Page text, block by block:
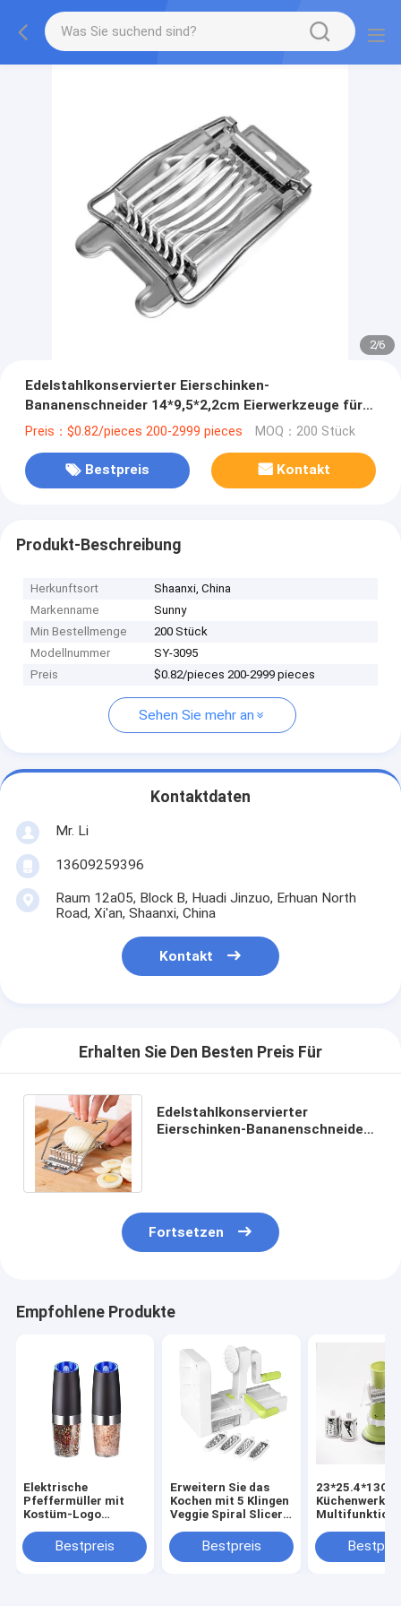
2/6
Edelstahlkonservierter Eierschinken-
Bananenschneider 14*9,5*2,2cm Eierwerkzeuge für
gekochte Eier
Preis：$0.82/pieces 200-2999 pieces MOQ：200 Stück
Bestpreis Kontakt
Produkt-Beschreibung
Herkunftsort
Shaanxi, China
Markenname
Sunny
Min Bestellmenge
200 Stück
Modellnummer
SY-3095
Preis
$0.82/pieces 200-2999 pieces
Sehen Sie mehr an
Kontaktdaten
Mr. Li
13609259396
Raum 12a05, Block B, Huadi Jinzuo, Erhuan North
Road, Xi'an, Shaanxi, China
Kontakt
Erhalten Sie Den Besten Preis Für
Edelstahlkonservierter
Eierschinken-Bananenschneider
Fortsetzen
Empfohlene Produkte
Elektrische
Pfeffermüller mit
Kostüm-Logo
Salz- und
Pfeffermühle
Bestpreis
Erweitern Sie das
Kochen mit 5 Klingen
Veggie Spiral Slicer
EdelstahlBestpreis
23*25.4*13CM
Handwerk